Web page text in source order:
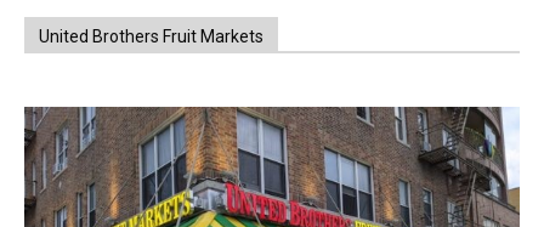
United Brothers Fruit Markets